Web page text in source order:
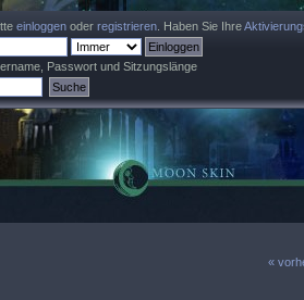
einloggen oder registrieren . Haben Sie Ihre
Passwort und Sitzungslänge
«